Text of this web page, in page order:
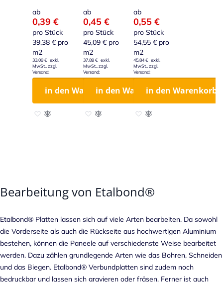
ab
0,39 €
pro Stück
39,38 € pro
m2
33,09 €
in den Warenkorb
Zur Wunschliste hinzufügen
Zur Vergleichsliste hinzufügen
ab
0,45 €
pro Stück
45,09 €pro
m2
37,89 €
in den Warenkorb
Zur Wunschliste hinzufügen
Zur Vergleichsliste hinzufügen
ab
0,55 €
pro Stück
54,55 € pro
m2
45,84 €
in den Warenkorb
Zur Wunschliste hinzufügen
Zur Vergleichsliste
Bearbeitung von Etalbond®
Etalbond® Platten lassen sich auf viele Arten bearbeiten. Da sowohl
die Vorderseite als auch die Rückseite aus hochwertigen Aluminium
bestehen, können die Paneele auf verschiedenste Weise bearbeitet
werden. Dazu zählen grundlegende Arten wie das Bohren, Schneiden
und das Biegen. Etalbond® Verbundplatten sind zudem noch
bedruckbar und lassen sich gravieren oder fräsen. Ferner ist auch